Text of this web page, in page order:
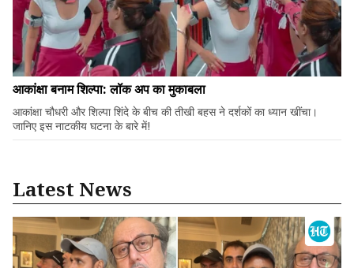
आकांक्षा बनाम शिल्पा: लॉक अप का मुकाबला
आकांक्षा चौधरी और शिल्पा शिंदे के बीच की तीखी बहस ने दर्शकों का ध्यान खींचा।
जानिए इस नाटकीय घटना के बारे में!
Latest News